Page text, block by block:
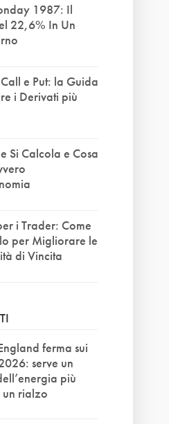
1987: Il
22,6% In Un
e Put: la Guida
i Derivati più
Si Calcola e Cosa
i Trader: Come
per Migliorare le
di Vincita
ferma sui
serve un
più
rialzo